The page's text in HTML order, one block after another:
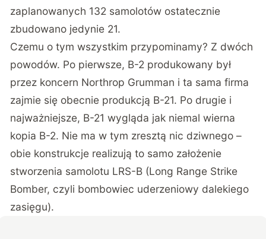
zaplanowanych 132 samolotów ostatecznie
zbudowano jedynie 21.
Czemu o tym wszystkim przypominamy? Z dwóch
powodów. Po pierwsze, B-2 produkowany był
przez koncern Northrop Grumman i ta sama firma
zajmie się obecnie produkcją B-21. Po drugie i
najważniejsze, B-21 wygląda jak niemal wierna
kopia B-2. Nie ma w tym zresztą nic dziwnego –
obie konstrukcje realizują to samo założenie
stworzenia samolotu LRS-B (Long Range Strike
Bomber, czyli bombowiec uderzeniowy dalekiego
zasięgu).